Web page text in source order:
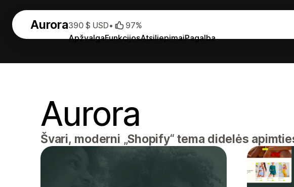
Aurora
ApžvalgaFunkcijosAtsiliepimaiPagalba
390 $ USD• 97%
Aurora
Švari, moderni „Shopify“ tema didelės